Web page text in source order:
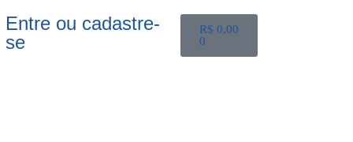
Entre ou cadastre-
se
R$ 0,00
0